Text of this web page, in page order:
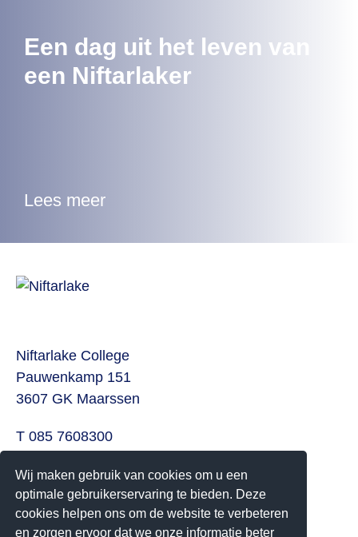
Wij maken gebruik van cookies om u een
optimale gebruikerservaring te bieden. Deze
cookies helpen ons om de website te verbeteren
en zorgen ervoor dat we onze informatie beter
Een dag uit het leven van
een Niftarlaker
Lees meer
Niftarlake College
Pauwenkamp 151
3607 GK Maarssen
T 085 7608300
Volg ons ook op:
Twitter